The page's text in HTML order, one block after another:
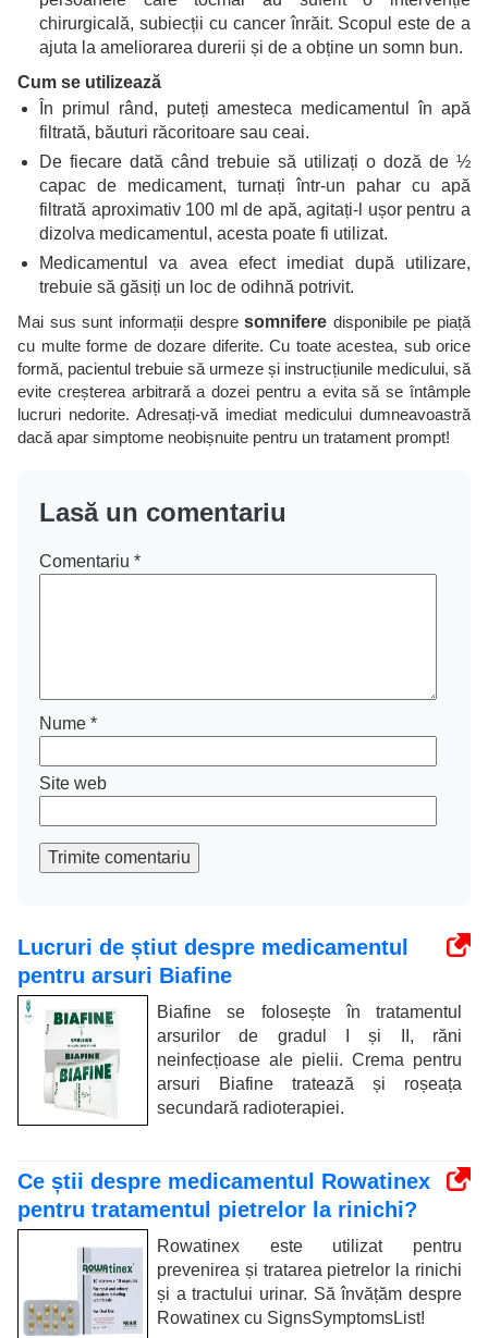
chirurgicală, subiecții cu cancer înrăit. Scopul este de a
ajuta la ameliorarea durerii și de a obține un somn bun.
Cum se utilizează
În primul rând, puteți amesteca medicamentul în apă
filtrată, băuturi răcoritoare sau ceai.
De fiecare dată când trebuie să utilizați o doză de ½
capac de medicament, turnați într-un pahar cu apă
filtrată aproximativ 100 ml de apă, agitați-l ușor pentru a
dizolva medicamentul, acesta poate fi utilizat.
Medicamentul va avea efect imediat după utilizare,
trebuie să găsiți un loc de odihnă potrivit.
Mai sus sunt informații despresomnifere disponibile pe piață
cu multe forme de dozare diferite. Cu toate acestea, sub orice
formă, pacientul trebuie să urmeze și instrucțiunile medicului, să
evite creșterea arbitrară a dozei pentru a evita să se întâmple
lucruri nedorite. Adresați-vă imediat medicului dumneavoastră
dacă apar simptome neobișnuite pentru un tratament prompt!
Lasă un comentariu
Comentariu *
Nume *
Site web
Trimite comentariu
Lucruri de știut despre medicamentul
pentru arsuri Biafine
Biafine se folosește în tratamentul
arsurilor de gradul I și II, răni
neinfecțioase ale pielii. Crema pentru
arsuri Biafine tratează și roșeața
secundară radioterapiei.
Ce știi despre medicamentul Rowatinex
pentru tratamentul pietrelor la rinichi?
Rowatinex este utilizat pentru
prevenirea și tratarea pietrelor la rinichi
și a tractului urinar. Să învățăm despre
Rowatinex cu SignsSymptomsList!